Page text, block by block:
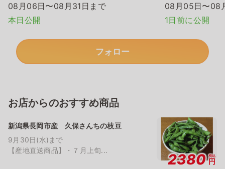
08月06日〜08月31日まで
本日公開
08月05日〜08
1日前に公開
フォロー
お店からのおすすめ商品
新潟県長岡市産 久保さんちの枝豆
9月30日(水)まで
【産地直送商品】・７月上旬...
2380 税込
円